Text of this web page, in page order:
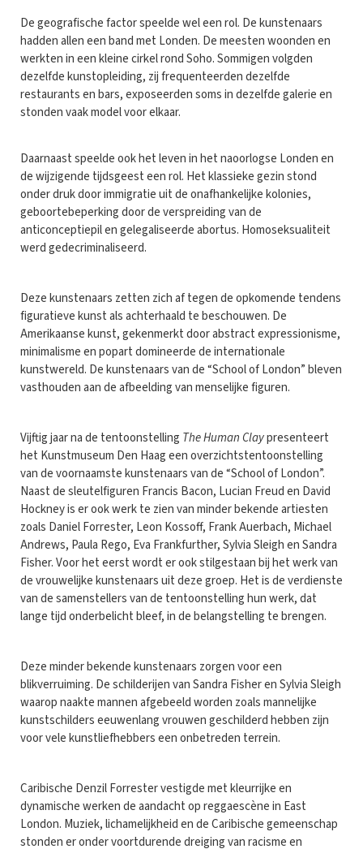
De geografische factor speelde wel een rol. De kunstenaars
hadden allen een band met Londen. De meesten woonden en
werkten in een kleine cirkel rond Soho. Sommigen volgden
dezelfde kunstopleiding, zij frequenteerden dezelfde
restaurants en bars, exposeerden soms in dezelfde galerie en
stonden vaak model voor elkaar.
Daarnaast speelde ook het leven in het naoorlogse Londen en
de wijzigende tijdsgeest een rol. Het klassieke gezin stond
onder druk door immigratie uit de onafhankelijke kolonies,
geboortebeperking door de verspreiding van de
anticonceptiepil en gelegaliseerde abortus. Homoseksualiteit
werd gedecriminaliseerd.
Deze kunstenaars zetten zich af tegen de opkomende tendens
figuratieve kunst als achterhaald te beschouwen. De
Amerikaanse kunst, gekenmerkt door abstract expressionisme,
minimalisme en popart domineerde de internationale
kunstwereld. De kunstenaars van de “School of London” bleven
vasthouden aan de afbeelding van menselijke figuren.
Vijftig jaar na de tentoonstelling The Human Claypresenteert
het Kunstmuseum Den Haag een overzichtstentoonstelling
van de voornaamste kunstenaars van de “School of London”.
Naast de sleutelfiguren Francis Bacon, Lucian Freud en David
Hockney is er ook werk te zien van minder bekende artiesten
zoals Daniel Forrester, Leon Kossoff, Frank Auerbach, Michael
Andrews, Paula Rego, Eva Frankfurther, Sylvia Sleigh en Sandra
Fisher. Voor het eerst wordt er ook stilgestaan bij het werk van
de vrouwelijke kunstenaars uit deze groep. Het is de verdienste
van de samenstellers van de tentoonstelling hun werk, dat
lange tijd onderbelicht bleef, in de belangstelling te brengen.
Deze minder bekende kunstenaars zorgen voor een
blikverruiming. De schilderijen van Sandra Fisher en Sylvia Sleigh
waarop naakte mannen afgebeeld worden zoals mannelijke
kunstschilders eeuwenlang vrouwen geschilderd hebben zijn
voor vele kunstliefhebbers een onbetreden terrein.
Caribische Denzil Forrester vestigde met kleurrijke en
dynamische werken de aandacht op reggaescène in East
London. Muziek, lichamelijkheid en de Caribische gemeenschap
stonden er onder voortdurende dreiging van racisme en